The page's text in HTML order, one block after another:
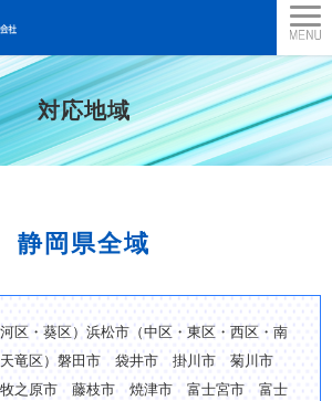
対応地域
静岡県全域
区・葵区）浜松市（中区・東区・西区・南
天竜区）磐田市 袋井市 掛川市 菊川市
之原市 藤枝市 焼津市 富士宮市 富士